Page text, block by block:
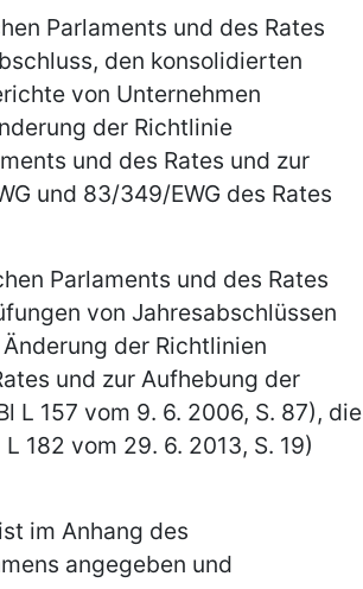
Parlaments und des Rates
den konsolidierten
von Unternehmen
der Richtlinie
und des Rates und zur
und 83/349/EWG des Rates
Parlaments und des Rates
von Jahresabschlüssen
der Richtlinien
und zur Aufhebung der
L 157 vom 9. 6. 2006, S. 87), die
182 vom 29. 6. 2013, S. 19)
im Anhang des
angegeben und